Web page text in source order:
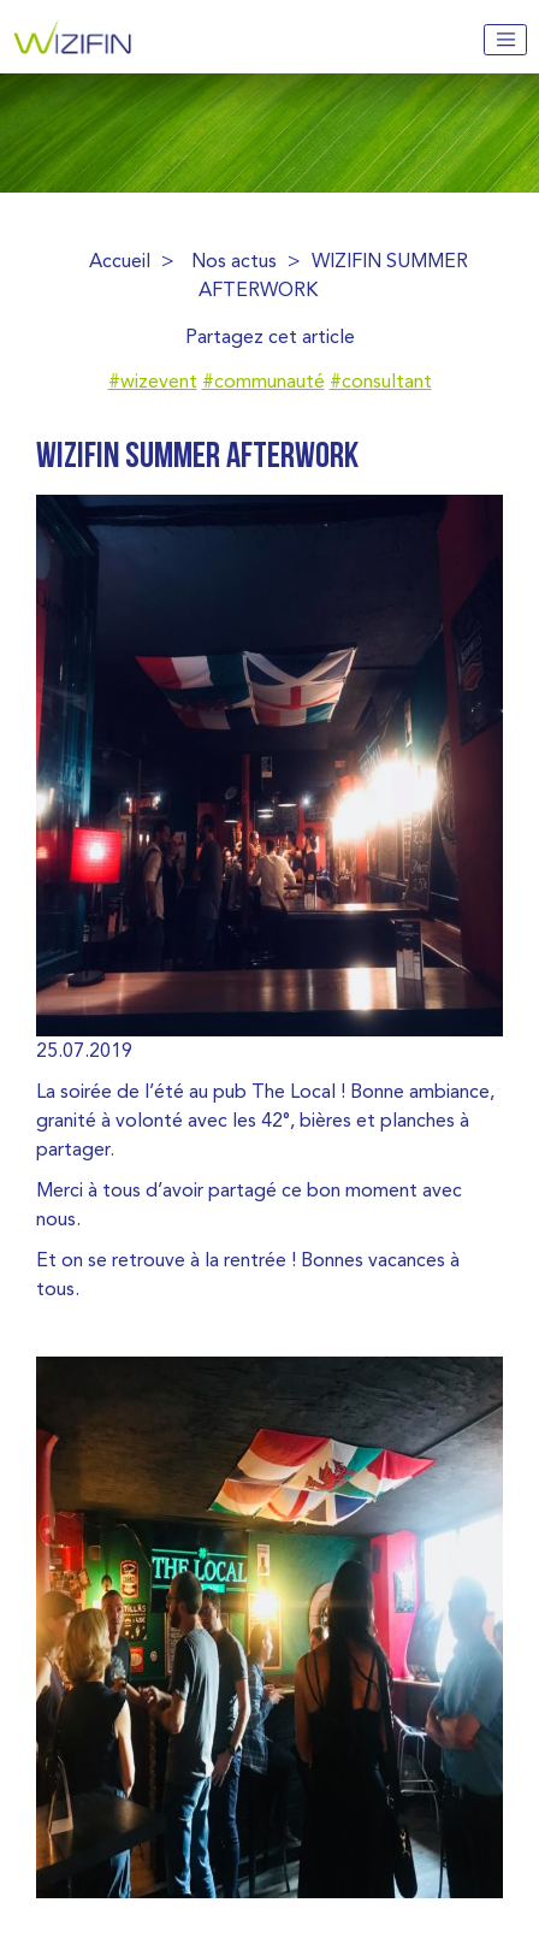
Accueil > Nos actus > WIZIFIN SUMMER
AFTERWORK
Partagez cet article
#wizevent #communauté #consultant
WIZIFIN SUMMER AFTERWORK
25.07.2019
La soirée de l’été au pub The Local ! Bonne ambiance,
granité à volonté avec les 42°, bières et planches à
partager.
Merci à tous d’avoir partagé ce bon moment avec
nous. ​
Et on se retrouve à la rentrée ! Bonnes vacances à
tous.